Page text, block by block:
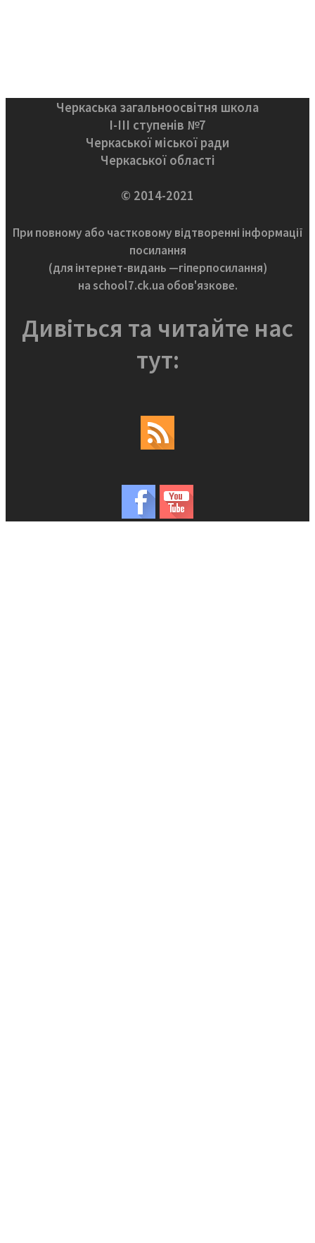
Черкаська загальноосвітня школа
І-ІІІ ступенів №7
Черкаської міської ради
Черкаської області
© 2014-2021
При повному або частковому відтворенні інформації
посилання
(для інтернет-видань —гіперпосилання)
на school7.ck.ua обов'язкове.
Дивіться та читайте нас
тут: